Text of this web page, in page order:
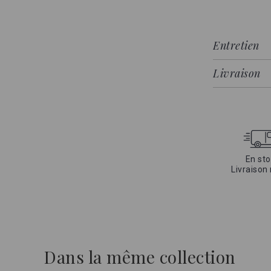
souplesse
De plus cette
Entretien
Livraison
En
Dans la même collection